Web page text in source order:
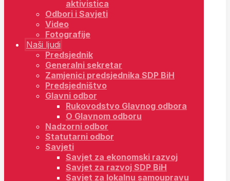
aktivistica
Odbori i Savjeti
Video
Fotografije
Naši ljudi
Predsjednik
Generalni sekretar
Zamjenici predsjednika SDP BiH
Predsjedništvo
Glavni odbor
Rukovodstvo Glavnog odbora
O Glavnom odboru
Nadzorni odbor
Statutarni odbor
Savjeti
Savjet za ekonomski razvoj
Savjet za razvoj SDP BiH
Savjet za lokalnu samoupravu